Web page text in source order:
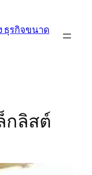
ธุรกิจขนาด
กลิสต์